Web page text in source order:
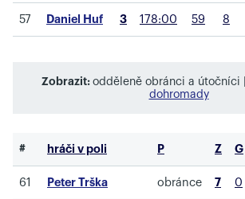
57 Daniel Huf 3 178:00 59 8
Zobrazit: odděleně obránci a útočníci |
dohromady
# hráči v poli P Z G
61 Peter Trška obránce 7 0